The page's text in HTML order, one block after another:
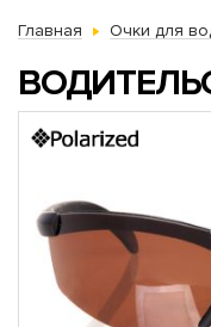
Главная Очки для